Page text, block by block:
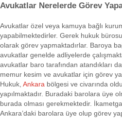
Avukatlar Nerelerde Görev
Avukatlar özel veya kamuya bağlı
yapabilmektedirler. Gerek hukuk
olarak görev yapmaktadırlar. Baroya
avukatlar genelde adliyelerde
avukatlar baro tarafından atandıkları
memur kesim ve avukatlar için görev
Hukuk, Ankara bölgesi ve civarında
yapılmaktadır. Buradaki barolara üye
burada olması gerekmektedir.
Ankara’daki barolara üye olup görev